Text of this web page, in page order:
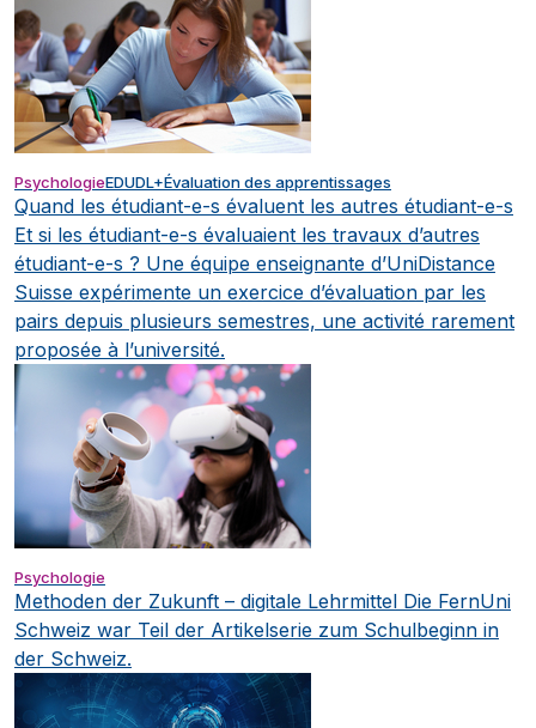
PsychologieEDUDL+Évaluation des apprentissages
Quand les étudiant-e-s évaluent les autres étudiant-e-s
Et si les étudiant-e-s évaluaient les travaux d’autres
étudiant-e-s ? Une équipe enseignante d’UniDistance
Suisse expérimente un exercice d’évaluation par les
pairs depuis plusieurs semestres, une activité rarement
proposée à l’université.
Psychologie
Methoden der Zukunft – digitale Lehrmittel Die FernUni
Schweiz war Teil der Artikelserie zum Schulbeginn in
der Schweiz.